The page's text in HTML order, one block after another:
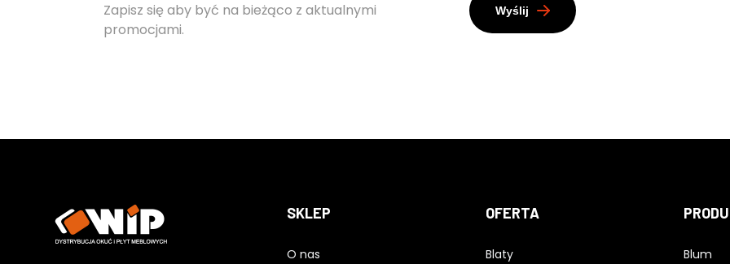
Zapisz się aby być na bieżąco z aktualnymi
promocjami.
Wyślij
SKLEP
O nas
OFERTA
Blaty
Blum